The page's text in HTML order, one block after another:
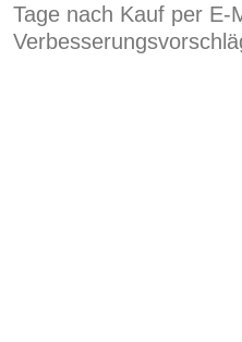
Tage nach Kauf per E-